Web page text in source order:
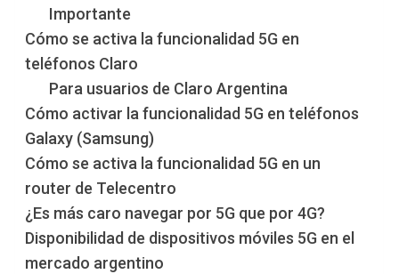
Importante
Cómo se activa la funcionalidad 5G en
teléfonos Claro
Para usuarios de Claro Argentina
Cómo activar la funcionalidad 5G en teléfonos
Galaxy (Samsung)
Cómo se activa la funcionalidad 5G en un
router de Telecentro
¿Es más caro navegar por 5G que por 4G?
Disponibilidad de dispositivos móviles 5G en el
mercado argentino